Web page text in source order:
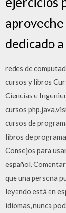
dedicado
redes de
cursos y libros
Ciencias e
cursos
cursos de
libros de
Consejos para
español.
que una persona
leyendo está en
idiomas, nunca